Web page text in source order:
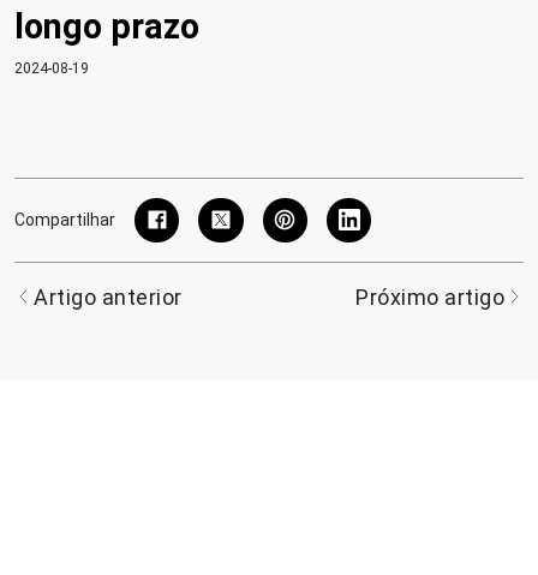
longo prazo
2024-08-19
Compartilhar
Artigo anterior Próximo artigo